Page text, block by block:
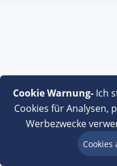
Cookie Warnung-Ich
Cookies für Analysen,
Werbezwecke
Cookies